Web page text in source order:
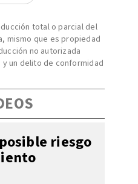
total o parcial del
mismo que es propiedad
no autorizada
un delito de conformidad
riesgo